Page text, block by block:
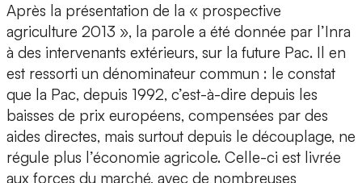
Après la présentation de la « prospective
agriculture 2013 », la parole a été donnée par l’Inra
à des intervenants extérieurs, sur la future Pac. Il en
est ressorti un dénominateur commun : le constat
que la Pac, depuis 1992, c’est-à-dire depuis les
baisses de prix européens, compensées par des
aides directes, mais surtout depuis le découplage, ne
régule plus l’économie agricole. Celle-ci est livrée
aux forces du marché, avec de nombreuses